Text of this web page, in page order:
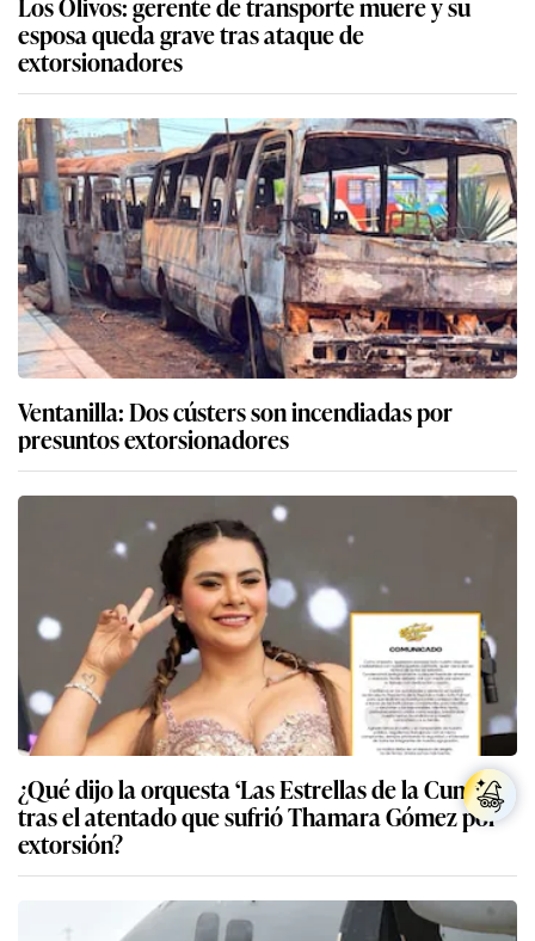
esposa queda grave tras ataque de
extorsionadores
Ventanilla: Dos cústers son incendiadas por
presuntos extorsionadores
¿Qué dijo la orquesta ‘Las Estrellas de la Cumbia’
tras el atentado que sufrió Thamara Gómez por
extorsión?